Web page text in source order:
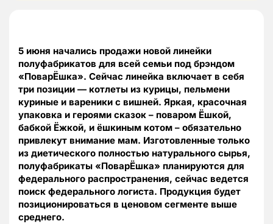
5 июня начались продажи новой линейки
полуфабрикатов для всей семьи под брэндом
«ПоварЁшка». Сейчас линейка включает в себя
три позиции — котлеты из курицы, пельмени
куриные и вареники с вишней. Яркая, красочная
упаковка и героями сказок – поваром Ёшкой,
бабкой Ёжкой, и ёшкиным котом – обязательно
привлекут внимание мам. Изготовленные только
из диетического полностью натурального сырья,
полуфабрикаты «ПоварЁшка» планируются для
федерального распространения, сейчас ведется
поиск федерального логиста. Продукция будет
позиционироваться в ценовом сегменте выше
среднего.